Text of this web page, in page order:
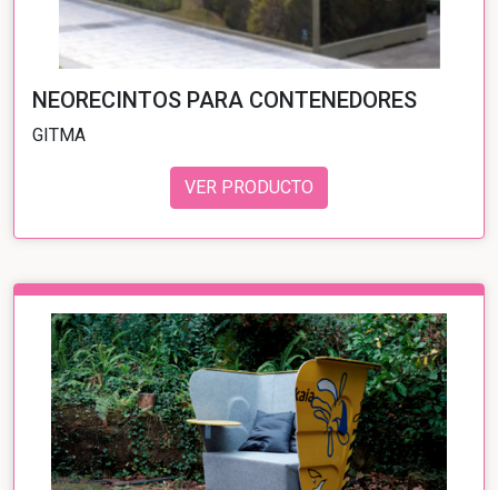
NEORECINTOS PARA CONTENEDORES
GITMA
VER PRODUCTO